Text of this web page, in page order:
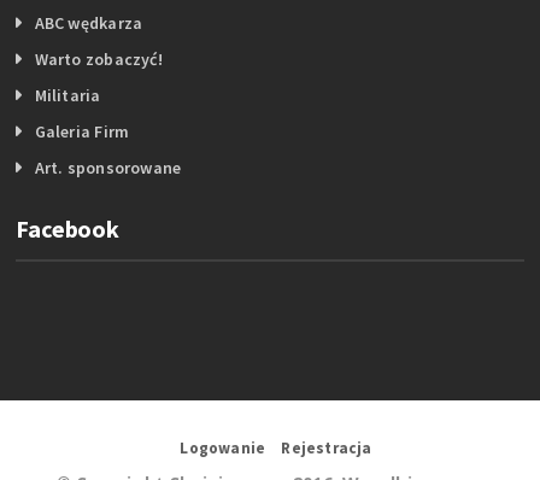
ABC wędkarza
Warto zobaczyć!
Militaria
Galeria Firm
Art. sponsorowane
Facebook
Logowanie Rejestracja